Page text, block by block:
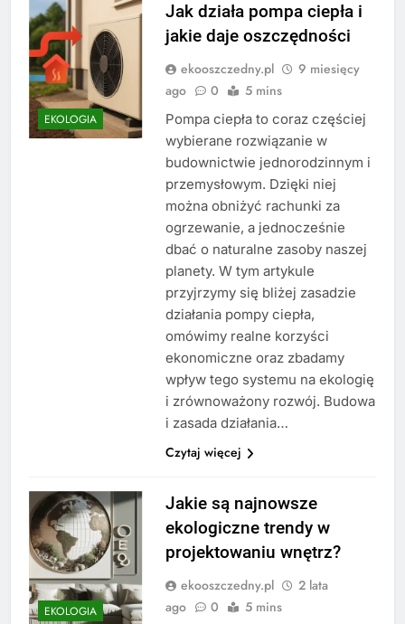
EKOLOGIA
Jak działa pompa ciepła i
jakie daje oszczędności
ekooszczedny.pl
9 miesięcy
ago
0 5 mins
Pompa ciepła to coraz częściej
wybierane rozwiązanie w
budownictwie jednorodzinnym i
przemysłowym. Dzięki niej
można obniżyć rachunki za
ogrzewanie, a jednocześnie
dbać o naturalne zasoby naszej
planety. W tym artykule
przyjrzymy się bliżej zasadzie
działania pompy ciepła,
omówimy realne korzyści
ekonomiczne oraz zbadamy
wpływ tego systemu na ekologię
i zrównoważony rozwój. Budowa
i zasada działania…
Czytaj więcej
EKOLOGIA
Jakie są najnowsze
ekologiczne trendy w
projektowaniu wnętrz?
ekooszczedny.pl
2 lata
ago
0 5 mins